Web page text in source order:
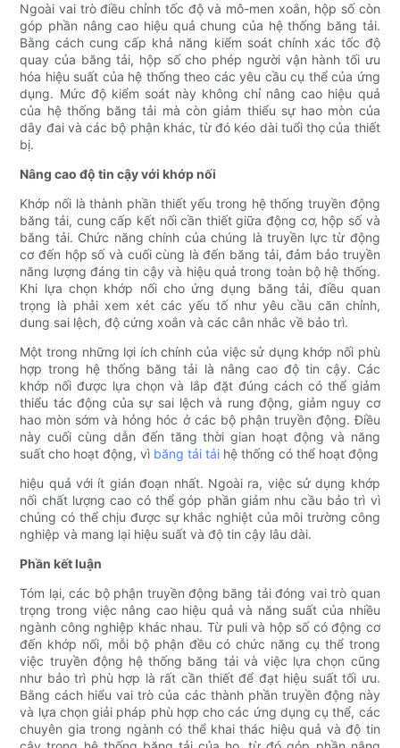
Ngoài vai trò điều chỉnh tốc độ và mô-men xoắn, hộp số còn
góp phần nâng cao hiệu quả chung của hệ thống băng tải.
Bằng cách cung cấp khả năng kiểm soát chính xác tốc độ
quay của băng tải, hộp số cho phép người vận hành tối ưu
hóa hiệu suất của hệ thống theo các yêu cầu cụ thể của ứng
dụng. Mức độ kiểm soát này không chỉ nâng cao hiệu quả
của hệ thống băng tải mà còn giảm thiểu sự hao mòn của
dây đai và các bộ phận khác, từ đó kéo dài tuổi thọ của thiết
bị.
Nâng cao độ tin cậy với khớp nối
Khớp nối là thành phần thiết yếu trong hệ thống truyền động
băng tải, cung cấp kết nối cần thiết giữa động cơ, hộp số và
băng tải. Chức năng chính của chúng là truyền lực từ động
cơ đến hộp số và cuối cùng là đến băng tải, đảm bảo truyền
năng lượng đáng tin cậy và hiệu quả trong toàn bộ hệ thống.
Khi lựa chọn khớp nối cho ứng dụng băng tải, điều quan
trọng là phải xem xét các yếu tố như yêu cầu căn chỉnh,
dung sai lệch, độ cứng xoắn và các cân nhắc về bảo trì.
Một trong những lợi ích chính của việc sử dụng khớp nối phù
hợp trong hệ thống băng tải là nâng cao độ tin cậy. Các
khớp nối được lựa chọn và lắp đặt đúng cách có thể giảm
thiểu tác động của sự sai lệch và rung động, giảm nguy cơ
hao mòn sớm và hỏng hóc ở các bộ phận truyền động. Điều
này cuối cùng dẫn đến tăng thời gian hoạt động và năng
suất cho hoạt động, vì băng tải tải hệ thống có thể hoạt động
hiệu quả với ít gián đoạn nhất. Ngoài ra, việc sử dụng khớp
nối chất lượng cao có thể góp phần giảm nhu cầu bảo trì vì
chúng có thể chịu được sự khắc nghiệt của môi trường công
nghiệp và mang lại hiệu suất và độ tin cậy lâu dài.
Phần kết luận
Tóm lại, các bộ phận truyền động băng tải đóng vai trò quan
trọng trong việc nâng cao hiệu quả và năng suất của nhiều
ngành công nghiệp khác nhau. Từ puli và hộp số có động cơ
đến khớp nối, mỗi bộ phận đều có chức năng cụ thể trong
việc truyền động hệ thống băng tải và việc lựa chọn cũng
như bảo trì phù hợp là rất cần thiết để đạt hiệu suất tối ưu.
Bằng cách hiểu vai trò của các thành phần truyền động này
và lựa chọn giải pháp phù hợp cho các ứng dụng cụ thể, các
chuyên gia trong ngành có thể khai thác hiệu quả và độ tin